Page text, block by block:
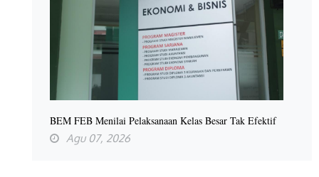
BEM FEB Menilai Pelaksanaan Kelas Besar Tak Efektif
Agu 07, 2026